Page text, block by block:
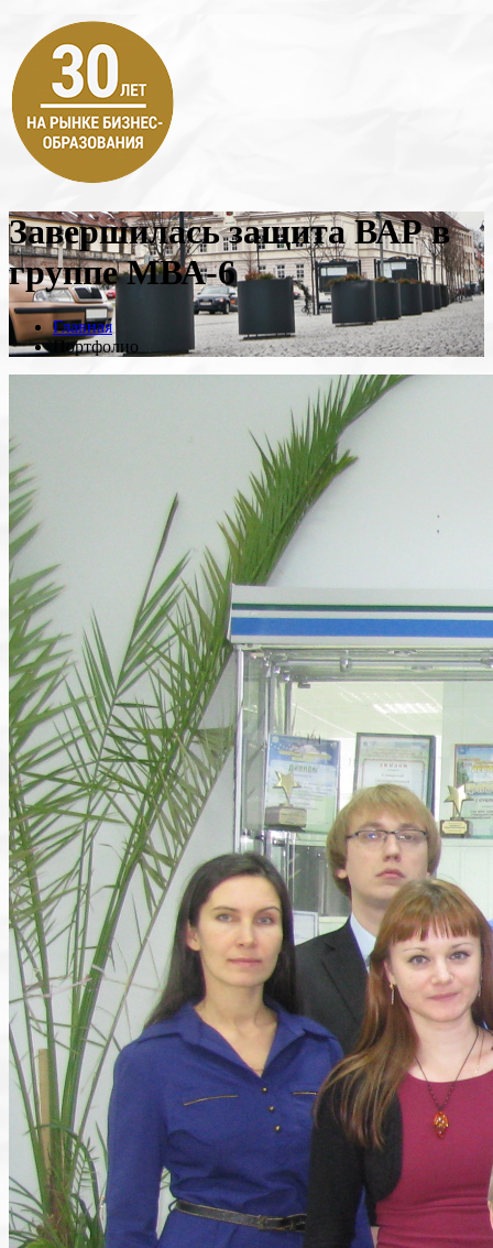
Завершилась защита ВАР в
группе МВА-6
Главная
Портфолио